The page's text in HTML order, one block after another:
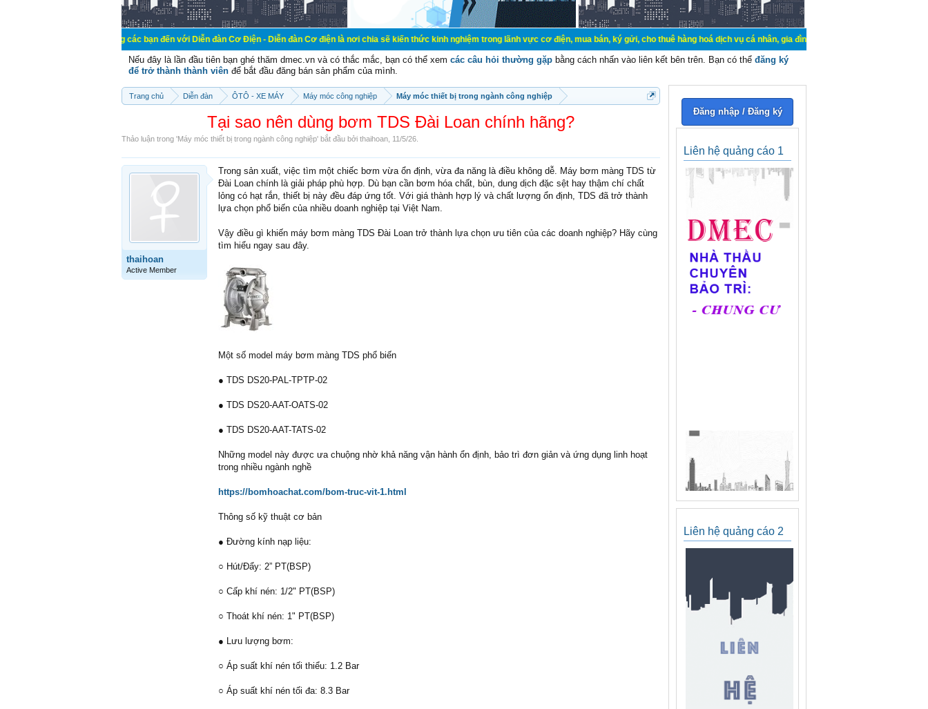
Chào mừng các bạn đến với Diễn đàn Cơ Điện - Diễn đàn Cơ điện là nơi chia sẽ kiến thức kinh nghiệm trong lãnh vực cơ điện, mua bán, ký gửi, cho thuê hàng hoá dịch vụ cá nhân, gia đình. Mua bán, ký gửi, cho thuê thiết bị hệ
Nếu đây là lần đầu tiên bạn ghé thăm dmec.vn và có thắc mắc, bạn có thể xem các câu hỏi thường gặp bằng cách nhấn vào liên kết bên trên. Bạn có thể đăng ký
để trở thành thành viên để bắt đầu đăng bán sản phẩm của mình.
Trang chủ Diễn đàn ÔTÔ - XE MÁY Máy móc công nghiệp Máy móc thiết bị trong ngành công nghiệp
Tại sao nên dùng bơm TDS Đài Loan chính hãng?
Thảo luận trong 'Máy móc thiết bị trong ngành công nghiệp' bắt đầu bởi thaihoan 11/5/26
thaihoan
Active Member
Trong sản xuất, việc tìm một chiếc bơm vừa ổn định, vừa đa năng là điều không dễ. Máy bơm màng TDS từ
Đài Loan chính là giải pháp phù hợp. Dù bạn cần bơm hóa chất, bùn, dung dịch đặc sệt hay thậm chí chất
lỏng có hạt rắn, thiết bị này đều đáp ứng tốt. Với giá thành hợp lý và chất lượng ổn định, TDS đã trở thành
lựa chọn phổ biến của nhiều doanh nghiệp tại Việt Nam.
Vậy điều gì khiến máy bơm màng TDS Đài Loan trở thành lựa chọn ưu tiên của các doanh nghiệp? Hãy cùng
tìm hiểu ngay sau đây.
Một số model máy bơm màng TDS phổ biến
● TDS DS20-PAL-TPTP-02
● TDS DS20-AAT-OATS-02
● TDS DS20-AAT-TATS-02
Những model này được ưa chuộng nhờ khả năng vận hành ổn định, bảo trì đơn giản và ứng dụng linh hoạt
trong nhiều ngành nghề
https://bomhoachat.com/bom-truc-vit-1.html
Thông số kỹ thuật cơ bản
● Đường kính nạp liệu:
○ Hút/Đẩy: 2” PT(BSP)
○ Cấp khí nén: 1/2" PT(BSP)
○ Thoát khí nén: 1" PT(BSP)
● Lưu lượng bơm:
○ Áp suất khí nén tối thiểu: 1.2 Bar
○ Áp suất khí nén tối đa: 8.3 Bar
Đăng nhập / Đăng ký
Liên hệ quảng cáo 1
Liên hệ quảng cáo 2